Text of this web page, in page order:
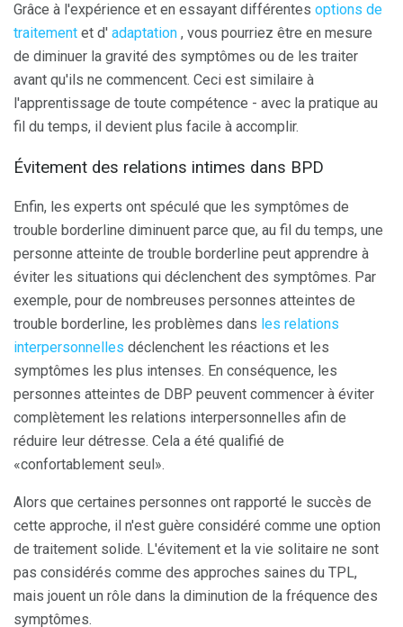
Grâce à l'expérience et en essayant différentes options de
traitement et d' adaptation , vous pourriez être en mesure
de diminuer la gravité des symptômes ou de les traiter
avant qu'ils ne commencent. Ceci est similaire à
l'apprentissage de toute compétence - avec la pratique au
fil du temps, il devient plus facile à accomplir.
Évitement des relations intimes dans BPD
Enfin, les experts ont spéculé que les symptômes de
trouble borderline diminuent parce que, au fil du temps, une
personne atteinte de trouble borderline peut apprendre à
éviter les situations qui déclenchent des symptômes. Par
exemple, pour de nombreuses personnes atteintes de
trouble borderline, les problèmes dans les relations
interpersonnelles déclenchent les réactions et les
symptômes les plus intenses. En conséquence, les
personnes atteintes de DBP peuvent commencer à éviter
complètement les relations interpersonnelles afin de
réduire leur détresse. Cela a été qualifié de
«confortablement seul».
Alors que certaines personnes ont rapporté le succès de
cette approche, il n'est guère considéré comme une option
de traitement solide. L'évitement et la vie solitaire ne sont
pas considérés comme des approches saines du TPL,
mais jouent un rôle dans la diminution de la fréquence des
symptômes.